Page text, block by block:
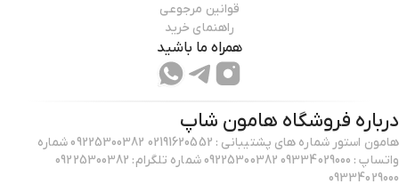
قوانین مرجوعی
راهنمای خرید
همراه ما باشید
درباره فروشگاه هامون شاپ
هامون استور شماره های پشتیبانی : 02191620552 09225300382 شماره
واتساپ : 09334029000 09225300382 شماره تلگرام: 09225300382
09334029000